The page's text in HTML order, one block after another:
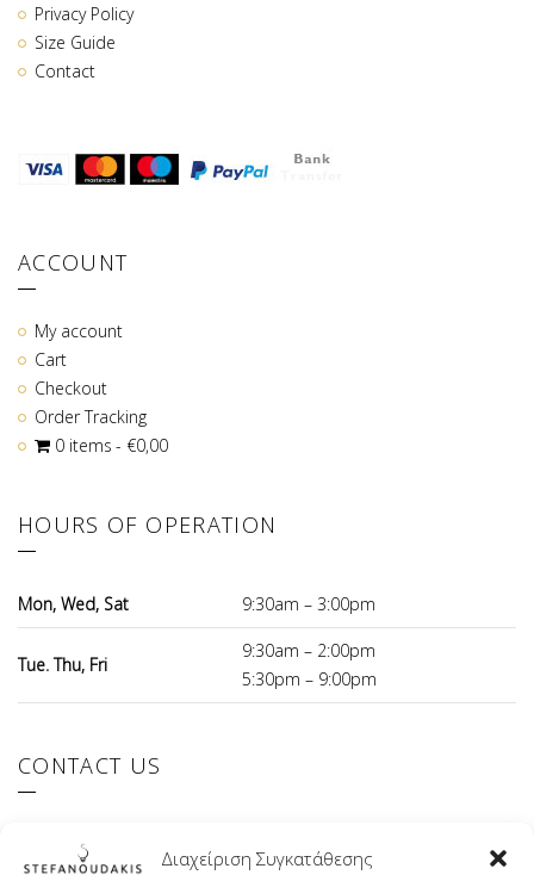
Διαχείριση Συγκατάθεσης
Privacy Policy
Size Guide
Contact
ACCOUNT
My account
Cart
Checkout
Order Tracking
0 items
€0,00
HOURS OF OPERATION
Mon, Wed, Sat 9:30am – 3:00pm
Tue. Thu, Fri
9:30am – 2:00pm
5:30pm – 9:00pm
CONTACT US
+30 210 9941107